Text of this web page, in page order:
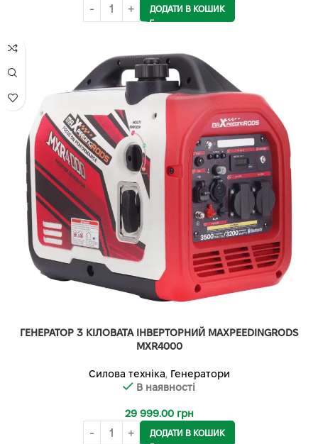
ДОДАТИ В КОШИК
ГЕНЕРАТОР 3 КІЛОВАТА ІНВЕРТОРНИЙ MAXPEEDINGRODS
MXR4000
Силова техніка, Генератори
В наявності
29 999.00 грн
ДОДАТИ В КОШИК